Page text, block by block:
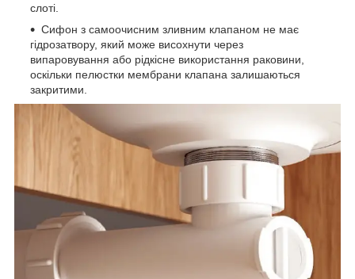
слоті.
Сифон з самоочисним зливним клапаном не має
гідрозатвору, який може висохнути через
випаровування або рідкісне використання раковини,
оскільки пелюстки мембрани клапана залишаються
закритими.